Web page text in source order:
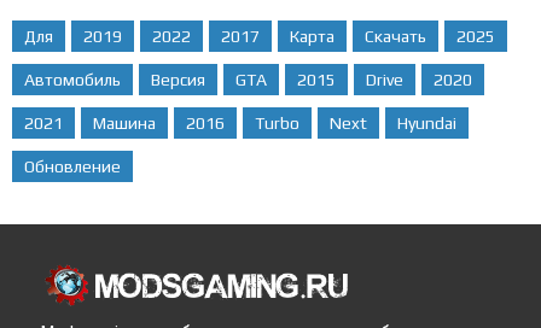
Для 2019 2022 2017 Карта Скачать 2025
Автомобиль Версия GTA 2015 Drive 2020
2021 Машина 2016 Turbo Next Hyundai
Обновление